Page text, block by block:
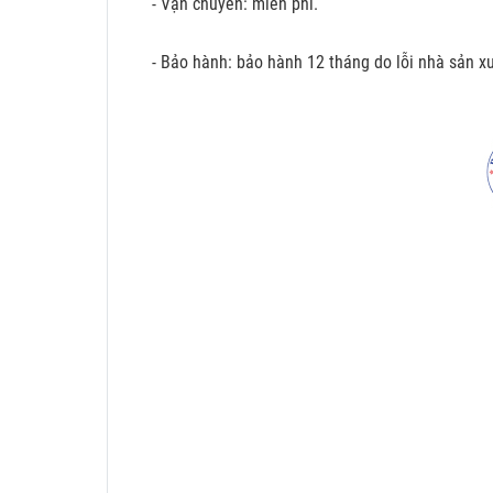
- Bảo hành: bảo hành 12 tháng do lỗi nhà sản